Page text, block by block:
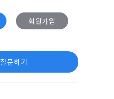
회원가입
질문하기